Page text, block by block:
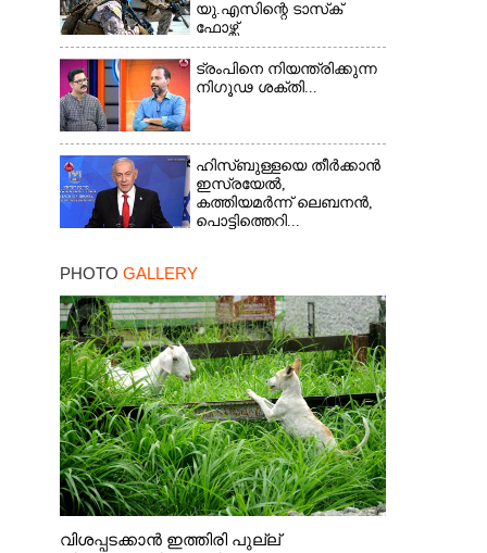
യു.എസിന്റെ ടാസ്‌ക്
ഫോഴ്സ്
ട്രംപിനെ നിയന്ത്രിക്കുന്ന
നിഗൂഢ ശക്തി...
ഹിസ്ബുള്ളയെ തീർക്കാൻ
ഇസ്രയേൽ,
കത്തിയമർന്ന് ലെബനൻ,
പൊട്ടിത്തെറി...
PHOTO GALLERY
വിശപ്പടക്കാൻ ഇത്തിരി പുല്ല്